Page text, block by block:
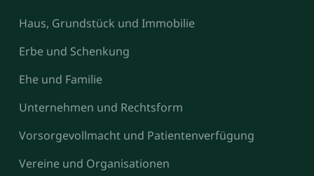
Haus, Grundstück und Immobilie
Erbe und Schenkung
Ehe und Familie
Unternehmen und Rechtsform
Vorsorgevollmacht und Patientenverfügung
Vereine und Organisationen